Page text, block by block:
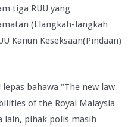
tiga RUU yang
(Llangkah-langkah
Kanun Keseksaan(Pindaan)
bahawa “The new law
of the Royal Malaysia
lain, pihak polis masih